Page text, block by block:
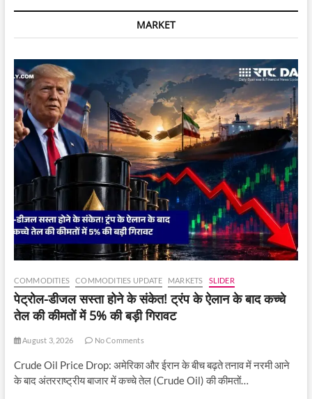
केस
जानें
धाम
और
खोडल
धाम
ने
क्या
कहा?
MARKET
COMMODITIES COMMODITIES UPDATE MARKETS SLIDER
पेट्रोल-डीजल सस्ता होने के संकेत! ट्रंप के ऐलान के बाद कच्चे
तेल की कीमतों में 5% की बड़ी गिरावट
August 3, 2026 No Comments
Crude Oil Price Drop: अमेरिका और ईरान के बीच बढ़ते तनाव में नरमी आने
के बाद अंतरराष्ट्रीय बाजार में कच्चे तेल (Crude Oil) की कीमतों…